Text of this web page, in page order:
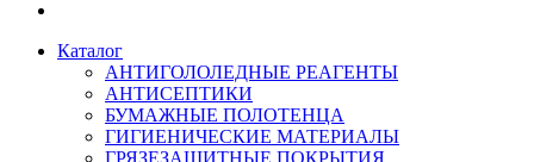
Каталог
АНТИГОЛОЛЕДНЫЕ РЕАГЕНТЫ
АНТИСЕПТИКИ
БУМАЖНЫЕ ПОЛОТЕНЦА
ГИГИЕНИЧЕСКИЕ МАТЕРИАЛЫ
ГРЯЗЕЗАЩИТНЫЕ ПОКРЫТИЯ